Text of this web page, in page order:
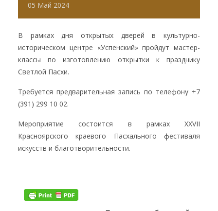
05 Май 2024
В рамках дня открытых дверей в культурно-
историческом центре «Успенский» пройдут мастер-
классы по изготовлению открытки к празднику
Светлой Пасхи.
Требуется предварительная запись по телефону +7
(391) 299 10 02.
Мероприятие состоится в рамках XXVII
Красноярского краевого Пасхального фестиваля
искусств и благотворительности.